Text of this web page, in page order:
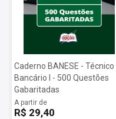
Caderno BANESE - Técnico
Bancário I - 500 Questões
Gabaritadas
A partir de
R$ 29,40